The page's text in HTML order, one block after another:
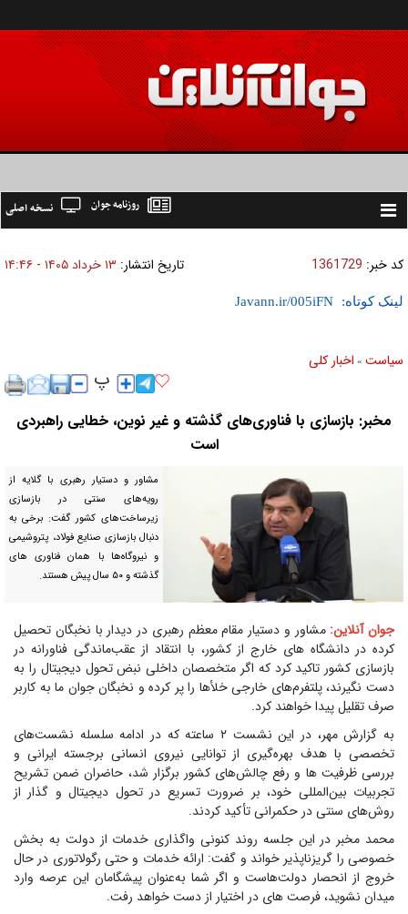
Toggle
نسخه اصلی روزنامه جوان
کد خبر: 1361729 تاریخ انتشار: ۱۳ خرداد ۱۴۰۵ - ۱۴:۴۶
لینک کوتاه:
سیاست » اخبار کلی
مخبر: بازسازی با فناوری‌های گذشته و غیر نوین، خطایی راهبردی
است
مشاور و دستیار رهبری با گلایه از
رویه‌های سنتی در بازسازی
زیرساخت‌های کشور گفت: برخی به
دنبال بازسازی صنایع فولاد، پتروشیمی
و نیروگاه‌ها با همان فناوری های
گذشته و ۵۰ سال پیش هستند.
جوان آنلاین: مشاور و دستیار مقام معظم رهبری در دیدار با نخبگان تحصیل
کرده در دانشگاه های خارج از کشور، با انتقاد از عقب‌ماندگی فناورانه در
بازسازی کشور تاکید کرد که اگر متخصصان داخلی نبض تحول دیجیتال را به
دست نگیرند، پلتفرم‌های خارجی خلأها را پر کرده و نخبگان جوان ما به کاربر
صرف تقلیل پیدا خواهند کرد.
به گزارش مهر، در این نشست ۲ ساعته که در ادامه سلسله نشست‌های
تخصصی با هدف بهره‌گیری از توانایی نیروی انسانی برجسته ایرانی و
بررسی ظرفیت ها و رفع چالش‌های کشور برگزار شد، حاضران ضمن تشریح
تجربیات بین‌المللی خود، بر ضرورت تسریع در تحول دیجیتال و گذار از
روش‌های سنتی در حکمرانی تأکید کردند.
محمد مخبر در این جلسه روند کنونی واگذاری خدمات از دولت به بخش
خصوصی را گریزناپذیر خواند و گفت: ارائه خدمات و حتی رگولاتوری در حال
خروج از انحصار دولت‌هاست و اگر شما به‌عنوان پیشگامان این عرصه وارد
میدان نشوید، فرصت های در اختیار از دست خواهد رفت.